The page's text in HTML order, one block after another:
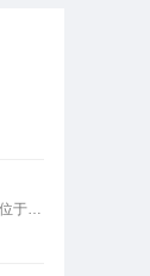
杭州云中径度假酒店位于西湖十景之一的“云栖竹径”景区内，由杭…